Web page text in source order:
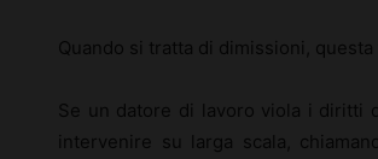
Quando si tratta di dimissioni,
Se un datore di lavoro viola i diritti
intervenire su larga scala,